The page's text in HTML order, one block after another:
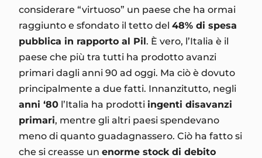
considerare “virtuoso” un paese che ha ormai
raggiunto e sfondato il tetto del 48% di spesa
pubblica in rapporto al Pil. È vero, l’Italia è il
paese che più tra tutti ha prodotto avanzi
primari dagli anni 90 ad oggi. Ma ciò è dovuto
principalmente a due fatti. Innanzitutto, negli
anni ‘80 l’Italia ha prodotti ingenti disavanzi
primari, mentre gli altri paesi spendevano
meno di quanto guadagnassero. Ciò ha fatto si
che si creasse un enorme stock di debito